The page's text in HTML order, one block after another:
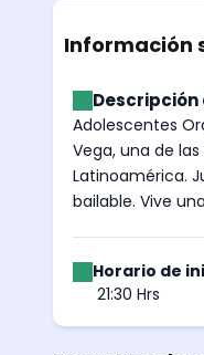
Información
Descripción
Adolescentes
Vega, una de
Latinoamérica.
bailable. Vive
Horario de
21:30 Hrs